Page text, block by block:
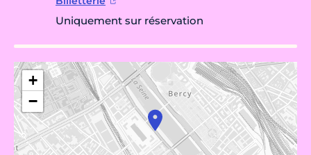
Uniquement sur réservation
+
−